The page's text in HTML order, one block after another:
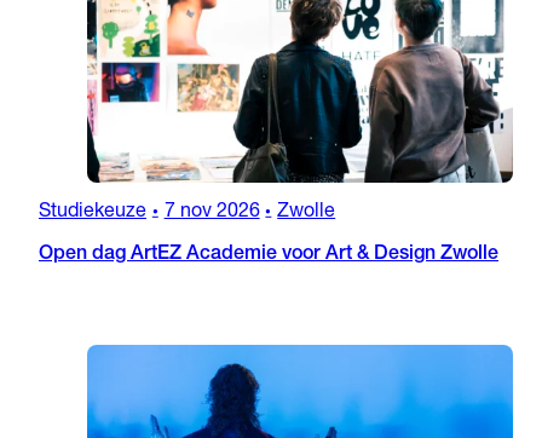
Studiekeuze • 7 nov 2026 • Zwolle
Open dag ArtEZ Academie voor Art & Design Zwolle